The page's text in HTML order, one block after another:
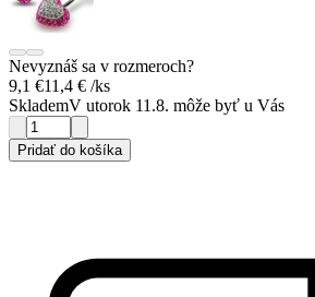
Nevyznáš sa v rozmeroch?
9,1 €11,4 € /ks
SklademV utorok 11.8. môže byť u Vás
Pridať do košíka